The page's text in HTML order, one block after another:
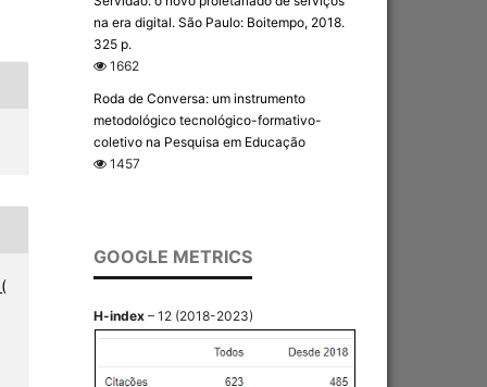
na era digital. São Paulo: Boitempo, 2018.
325 p.
1662
Roda de Conversa: um instrumento
metodológico tecnológico-formativo-
coletivo na Pesquisa em Educação
1457
GOOGLE METRICS
H-index – 12 (2018-2023)